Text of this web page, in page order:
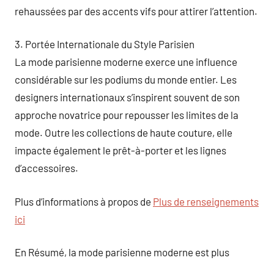
rehaussées par des accents vifs pour attirer l’attention.
3. Portée Internationale du Style Parisien
La mode parisienne moderne exerce une influence
considérable sur les podiums du monde entier. Les
designers internationaux s’inspirent souvent de son
approche novatrice pour repousser les limites de la
mode. Outre les collections de haute couture, elle
impacte également le prêt-à-porter et les lignes
d’accessoires.
Plus d’informations à propos de Plus de renseignements
ici
En Résumé, la mode parisienne moderne est plus